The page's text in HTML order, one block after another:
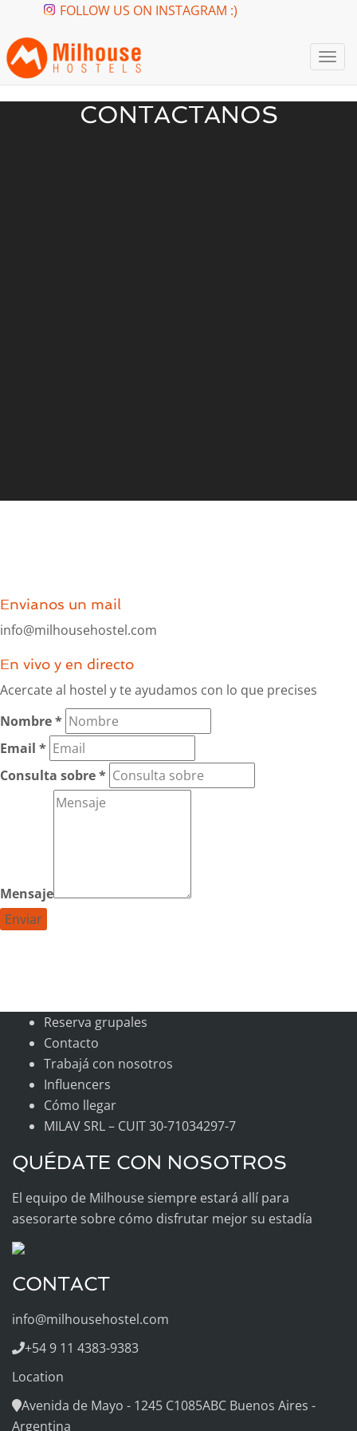
FOLLOW US ON INSTAGRAM :)
CONTACTANOS
Envianos un mail
info@milhousehostel.com
En vivo y en directo
Acercate al hostel y te ayudamos con lo que precises
Nombre*
Email *
Consulta sobre*
Mensaje
Reserva grupales
Contacto
Trabajá con nosotros
Influencers
Cómo llegar
MILAV SRL – CUIT 30-71034297-7
QUÉDATE CON NOSOTROS
El equipo de Milhouse siempre estará allí para
asesorarte sobre cómo disfrutar mejor su estadía
CONTACT
info@milhousehostel.com
+54 9 11 4383-9383
Location
Avenida de Mayo - 1245 C1085ABC Buenos Aires -
Argentina